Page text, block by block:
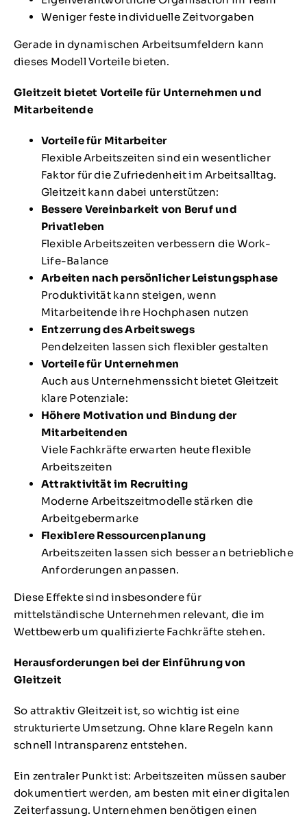
Weniger feste individuelle Zeitvorgaben
Gerade in dynamischen Arbeitsumfeldern kann
dieses Modell Vorteile bieten.
Gleitzeit bietet Vorteile für Unternehmen und
Mitarbeitende
Vorteile für Mitarbeiter
Flexible Arbeitszeiten sind ein wesentlicher
Faktor für die Zufriedenheit im Arbeitsalltag.
Gleitzeit kann dabei unterstützen:
Bessere Vereinbarkeit von Beruf und
Privatleben
Flexible Arbeitszeiten verbessern die Work-
Life-Balance
Arbeiten nach persönlicher Leistungsphase
Produktivität kann steigen, wenn
Mitarbeitende ihre Hochphasen nutzen
Entzerrung des Arbeitswegs
Pendelzeiten lassen sich flexibler gestalten
Vorteile für Unternehmen
Auch aus Unternehmenssicht bietet Gleitzeit
klare Potenziale:
Höhere Motivation und Bindung der
Mitarbeitenden
Viele Fachkräfte erwarten heute flexible
Arbeitszeiten
Attraktivität im Recruiting
Moderne Arbeitszeitmodelle stärken die
Arbeitgebermarke
Flexiblere Ressourcenplanung
Arbeitszeiten lassen sich besser an betriebliche
Anforderungen anpassen.
Diese Effekte sind insbesondere für
mittelständische Unternehmen relevant, die im
Wettbewerb um qualifizierte Fachkräfte stehen.
Herausforderungen bei der Einführung von
Gleitzeit
So attraktiv Gleitzeit ist, so wichtig ist eine
strukturierte Umsetzung. Ohne klare Regeln kann
schnell Intransparenz entstehen.
Ein zentraler Punkt ist: Arbeitszeiten müssen sauber
dokumentiert werden, am besten mit einer digitalen
Zeiterfassung. Unternehmen benötigen einen